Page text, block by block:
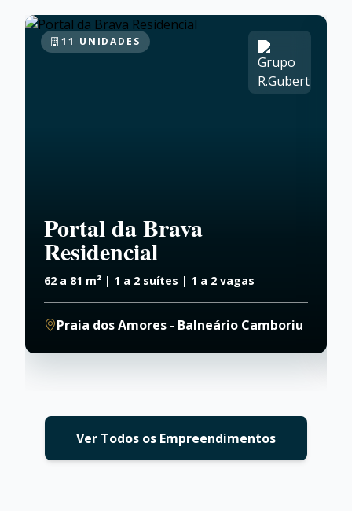
11 UNIDADES
Portal da Brava
Residencial
62 a 81 m² | 1 a 2 suítes | 1 a 2 vagas
Praia dos Amores - Balneário Camboriu
Ver Todos os Empreendimentos